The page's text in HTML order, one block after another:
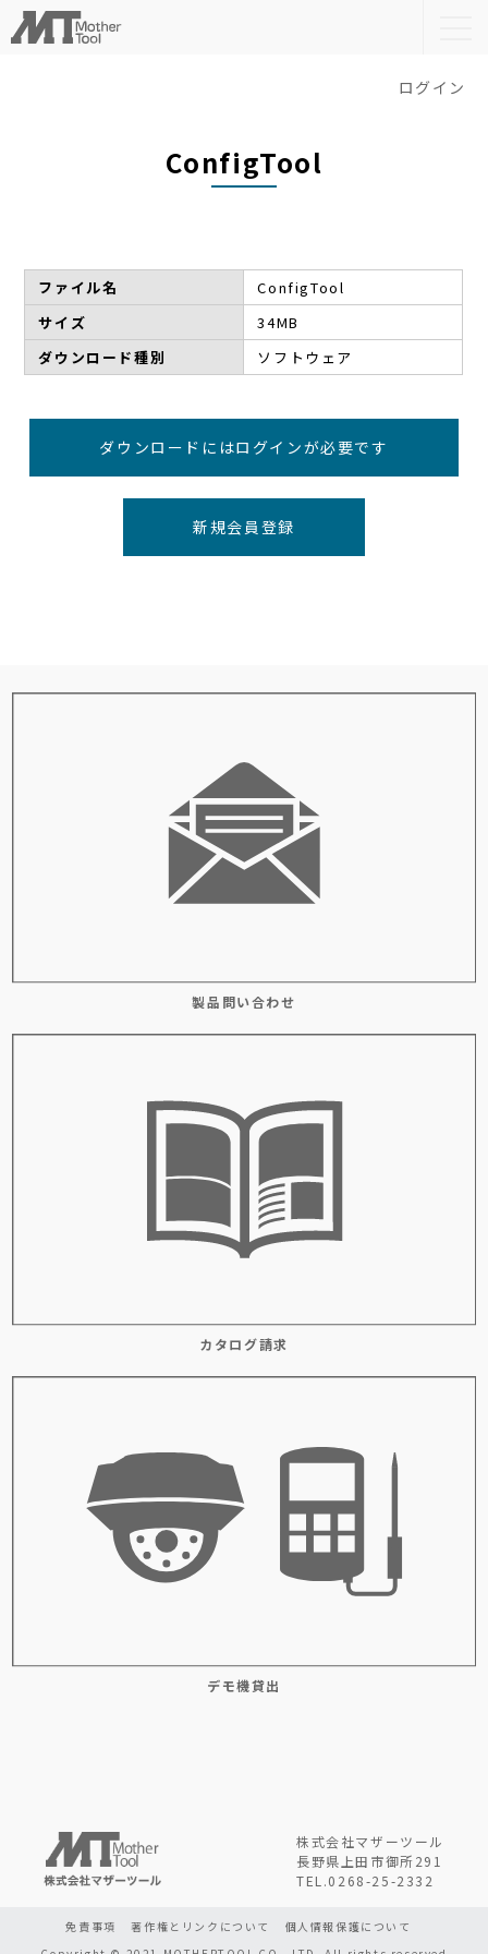
ログイン
ConfigTool
ファイル名
ConfigTool
サイズ
34MB
ダウンロード種別
ソフトウェア
ダウンロードにはログインが必要です
新規会員登録
製品問い合わせ
カタログ請求
デモ機貸出
株式会社マザーツール
長野県上田市御所291
TEL.0268-25-2332
免責事項 著作権とリンクについて
個人情報保護について